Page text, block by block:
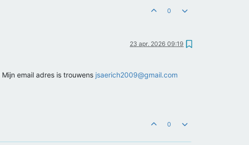
0
23 apr. 2026 09:19
email adres is trouwens jsaerich2009@gmail.com
0